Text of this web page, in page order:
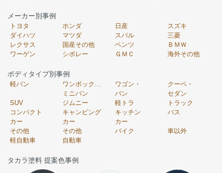
メーカー別事例
トヨタ ホンダ 日産
スズキ
ダイハツ
マツダ スバル
三菱
レクサス
国産その他 ベンツ
ＢＭＷ
ワーゲン
シボレー ＧＭＣ 海外その他
ボディタイプ別事例
軽バン
ミニバン
ワゴン・
バン
クーペ・
セダン
SUV
ジムニー 軽トラ
トラック
コンパクト
カー
キャンピング
カー
キッチン
カー
バス
その他
軽自動車
その他
自動車
バイク 車以外
タカラ塗料 提案色事例